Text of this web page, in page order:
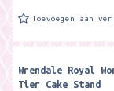
Toevoegen aan
Wrendale Royal
Tier Cake Stand